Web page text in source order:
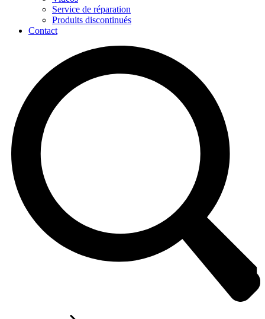
Service de réparation
Produits discontinués
Contact